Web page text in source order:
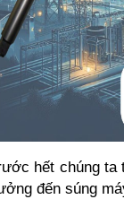
hết chúng ta
đến súng